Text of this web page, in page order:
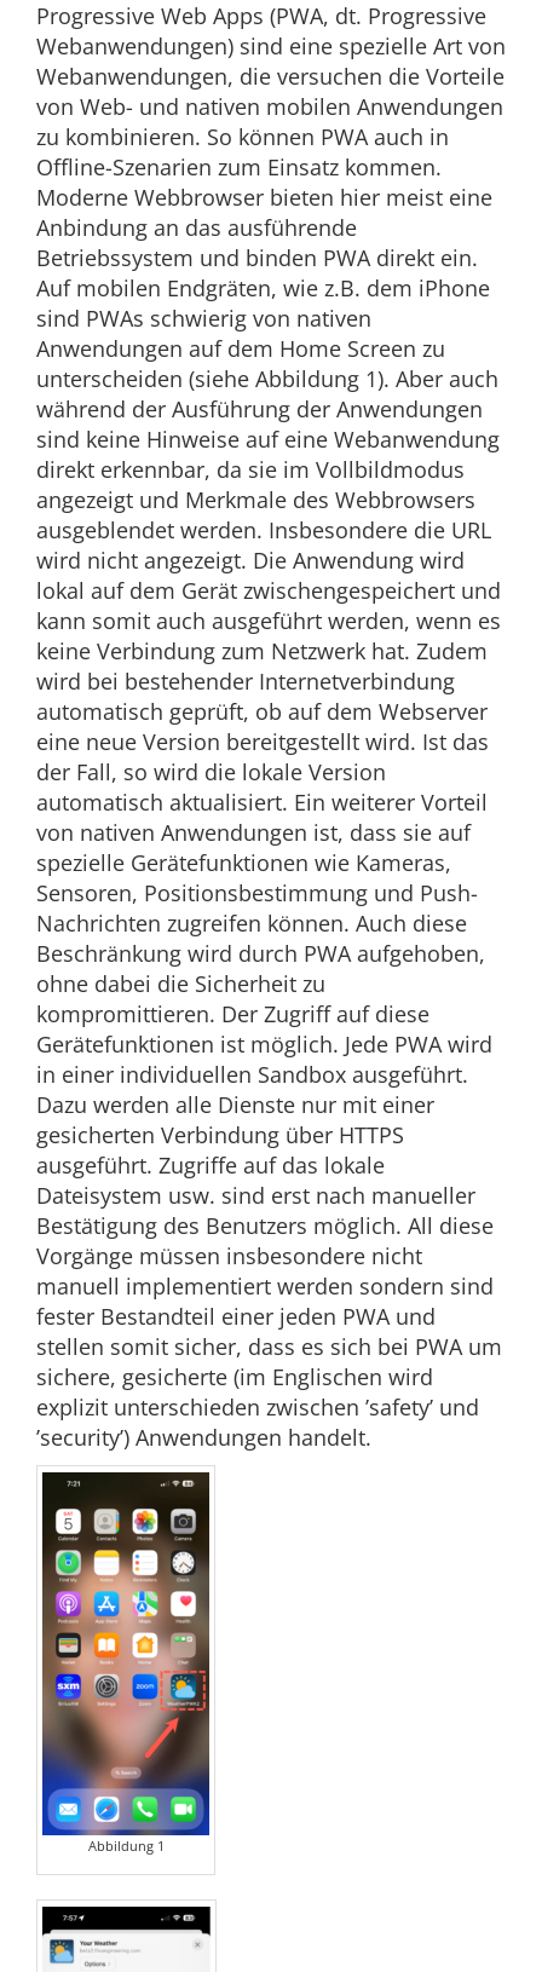
Progressive Web Apps (PWA, dt. Progressive
Webanwendungen) sind eine spezielle Art von
Webanwendungen, die versuchen die Vorteile
von Web- und nativen mobilen Anwendungen
zu kombinieren. So können PWA auch in
Offline-Szenarien zum Einsatz kommen.
Moderne Webbrowser bieten hier meist eine
Anbindung an das ausführende
Betriebssystem und binden PWA direkt ein.
Auf mobilen Endgräten, wie z.B. dem iPhone
sind PWAs schwierig von nativen
Anwendungen auf dem Home Screen zu
unterscheiden (siehe Abbildung 1). Aber auch
während der Ausführung der Anwendungen
sind keine Hinweise auf eine Webanwendung
direkt erkennbar, da sie im Vollbildmodus
angezeigt und Merkmale des Webbrowsers
ausgeblendet werden. Insbesondere die URL
wird nicht angezeigt. Die Anwendung wird
lokal auf dem Gerät zwischengespeichert und
kann somit auch ausgeführt werden, wenn es
keine Verbindung zum Netzwerk hat. Zudem
wird bei bestehender Internetverbindung
automatisch geprüft, ob auf dem Webserver
eine neue Version bereitgestellt wird. Ist das
der Fall, so wird die lokale Version
automatisch aktualisiert. Ein weiterer Vorteil
von nativen Anwendungen ist, dass sie auf
spezielle Gerätefunktionen wie Kameras,
Sensoren, Positionsbestimmung und Push-
Nachrichten zugreifen können. Auch diese
Beschränkung wird durch PWA aufgehoben,
ohne dabei die Sicherheit zu
kompromittieren. Der Zugriff auf diese
Gerätefunktionen ist möglich. Jede PWA wird
in einer individuellen Sandbox ausgeführt.
Dazu werden alle Dienste nur mit einer
gesicherten Verbindung über HTTPS
ausgeführt. Zugriffe auf das lokale
Dateisystem usw. sind erst nach manueller
Bestätigung des Benutzers möglich. All diese
Vorgänge müssen insbesondere nicht
manuell implementiert werden sondern sind
fester Bestandteil einer jeden PWA und
stellen somit sicher, dass es sich bei PWA um
sichere, gesicherte (im Englischen wird
explizit unterschieden zwischen ’safety’ und
’security’) Anwendungen handelt.
Abbildung 1